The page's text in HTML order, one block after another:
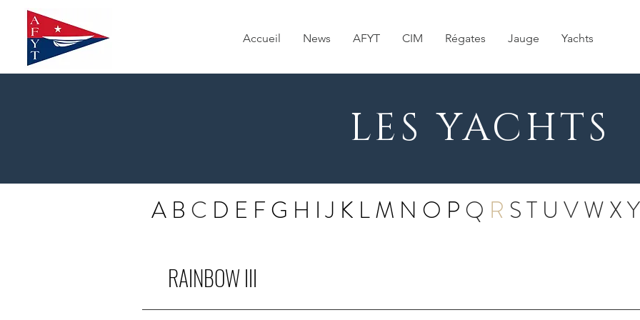
Accueil News AFYT CIM Régates Jauge Yachts
LES YACHTS
A B C D E FG H I J K LM N O PQ R ST U VWXY
RAINBOW III